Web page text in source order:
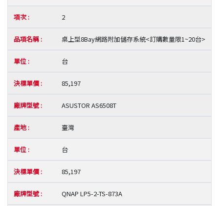
2
桌上型8Bay網路附加儲存系統<訂購數量限1~20台>
台
85,197
ASUSTOR AS6508T
臺灣
台
85,197
QNAP LP5-2-TS-873A